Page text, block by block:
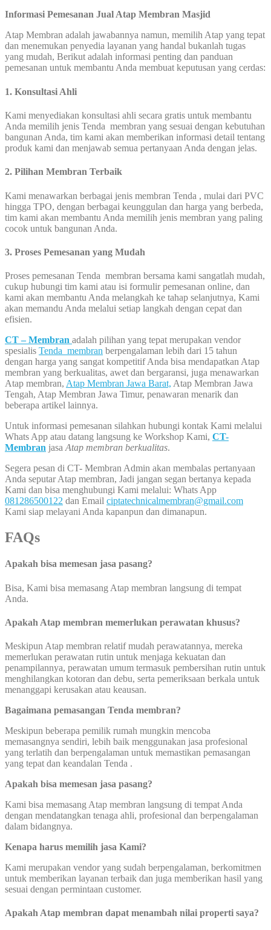
Informasi Pemesanan Jual Atap Membran Masjid
Atap Membran adalah jawabannya namun, memilih Atap yang tepat
dan menemukan penyedia layanan yang handal bukanlah tugas
yang mudah, Berikut adalah informasi penting dan panduan
pemesanan untuk membantu Anda membuat keputusan yang cerdas:
1. Konsultasi Ahli
Kami menyediakan konsultasi ahli secara gratis untuk membantu
Anda memilih jenis Tenda membran yang sesuai dengan kebutuhan
bangunan Anda, tim kami akan memberikan informasi detail tentang
produk kami dan menjawab semua pertanyaan Anda dengan jelas.
2. Pilihan Membran Terbaik
Kami menawarkan berbagai jenis membran Tenda , mulai dari PVC
hingga TPO, dengan berbagai keunggulan dan harga yang berbeda,
tim kami akan membantu Anda memilih jenis membran yang paling
cocok untuk bangunan Anda.
3. Proses Pemesanan yang Mudah
Proses pemesanan Tenda membran bersama kami sangatlah mudah,
cukup hubungi tim kami atau isi formulir pemesanan online, dan
kami akan membantu Anda melangkah ke tahap selanjutnya, Kami
akan memandu Anda melalui setiap langkah dengan cepat dan
efisien.
CT – Membran adalah pilihan yang tepat merupakan vendor
spesialis Tenda membran berpengalaman lebih dari 15 tahun
dengan harga yang sangat kompetitif Anda bisa mendapatkan Atap
membran yang berkualitas, awet dan bergaransi, juga menawarkan
Atap membran, Atap Membran Jawa Barat, Atap Membran Jawa
Tengah, Atap Membran Jawa Timur, penawaran menarik dan
beberapa artikel lainnya.
Untuk informasi pemesanan silahkan hubungi kontak Kami melalui
Whats App atau datang langsung ke Workshop Kami, CT-
Membran jasa Atap membran berkualitas.
Segera pesan di CT- Membran Admin akan membalas pertanyaan
Anda seputar Atap membran, Jadi jangan segan bertanya kepada
Kami dan bisa menghubungi Kami melalui: Whats App
081286500122 dan Email ciptatechnicalmembran@gmail.com
Kami siap melayani Anda kapanpun dan dimanapun.
FAQs
Apakah bisa memesan jasa pasang?
Bisa, Kami bisa memasang Atap membran langsung di tempat
Anda.
Apakah Atap membran memerlukan perawatan khusus?
Meskipun Atap membran relatif mudah perawatannya, mereka
memerlukan perawatan rutin untuk menjaga kekuatan dan
penampilannya, perawatan umum termasuk pembersihan rutin untuk
menghilangkan kotoran dan debu, serta pemeriksaan berkala untuk
menanggapi kerusakan atau keausan.
Bagaimana pemasangan Tenda membran?
Meskipun beberapa pemilik rumah mungkin mencoba
memasangnya sendiri, lebih baik menggunakan jasa profesional
yang terlatih dan berpengalaman untuk memastikan pemasangan
yang tepat dan keandalan Tenda .
Apakah bisa memesan jasa pasang?
Kami bisa memasang Atap membran langsung di tempat Anda
dengan mendatangkan tenaga ahli, profesional dan berpengalaman
dalam bidangnya.
Kenapa harus memilih jasa Kami?
Kami merupakan vendor yang sudah berpengalaman, berkomitmen
untuk memberikan layanan terbaik dan juga memberikan hasil yang
sesuai dengan permintaan customer.
Apakah Atap membran dapat menambah nilai properti saya?